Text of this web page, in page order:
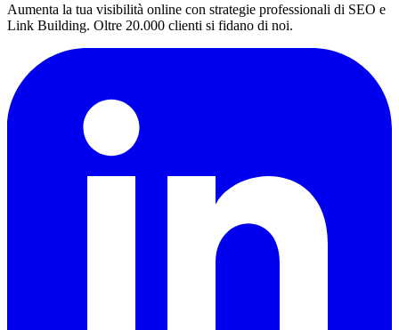
Aumenta la tua visibilità online con strategie professionali di SEO e
Link Building. Oltre 20.000 clienti si fidano di noi.